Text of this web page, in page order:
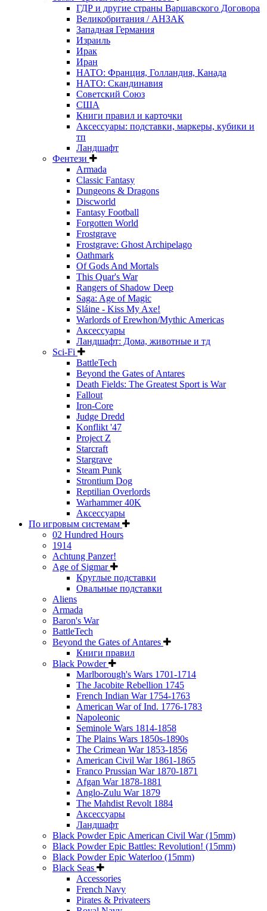
ГДР и другие страны Варшавского Договора
Великобритания / АНЗАК
Западная Германия
Израиль
Ирак
Иран
НАТО: Франция, Голландия, Канада
НАТО: Скандинавия
Советский Союз
США
Книги правил и карточки
Аксессуары: подставки, маркеры, кубики и
тп
Ландшафт
Фентези
Armada
Classic Fantasy
Dungeons & Dragons
Discworld
Fantasy Football
Forgotten World
Frostgrave
Frostgrave: Ghost Archipelago
Oathmark
Of Gods And Mortals
This Quar's War
Rangers of Shadow Deep
Saga: Age of Magic
Sláine - Kiss My Axe!
Warlords of Erewhon/Mythic Americas
Аксессуары
Ландшафт: Дома, животные и тд
Sci-Fi
BattleTech
Beyond the Gates of Antares
Death Fields: The Greatest Sport is War
Fallout
Iron-Core
Judge Dredd
Konflikt '47
Project Z
Starcraft
Stargrave
Steam Punk
Strontium Dog
Reptilian Overlords
Warhammer 40K
Аксессуары
По игровым системам
02 Hundred Hours
1914
Achtung Panzer!
Age of Sigmar
Круглые подставки
Овальные подставки
Aliens
Armada
Baron's War
BattleTech
Beyond the Gates of Antares
Книги правил
Black Powder
Marlborough's Wars 1701-1714
The Jacobite Rebellion 1745
French Indian War 1754-1763
American War of Ind. 1776-1783
Napoleonic
Seminole Wars 1814-1858
The Plains Wars 1850s-1890s
The Crimean War 1853-1856
American Civil War 1861-1865
Franco Prussian War 1870-1871
Afgan War 1878-1881
Anglo-Zulu War 1879
The Mahdist Revolt 1884
Аксессуары
Ландшафт
Black Powder Epic American Civil War (15mm)
Black Powder Epic Battles: Revolution! (15mm)
Black Powder Epic Waterloo (15mm)
Black Seas
Accessories
French Navy
Pirates & Privateers